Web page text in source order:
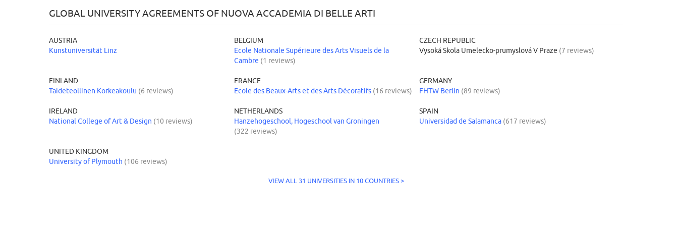
GLOBAL UNIVERSITY AGREEMENTS OF NUOVA ACCADEMIA DI BELLE ARTI
AUSTRIA
Kunstuniversität Linz
BELGIUM
Ecole Nationale Supérieure des Arts Visuels de la
Cambre (1 reviews)
CZECH REPUBLIC
Vysoká Skola Umelecko-prumyslová V Praze (7 reviews)
FINLAND
Taideteollinen Korkeakoulu (6 reviews)
FRANCE
Ecole des Beaux-Arts et des Arts Décoratifs (16 reviews)
GERMANY
FHTW Berlin (89 reviews)
IRELAND
National College of Art & Design (10 reviews)
NETHERLANDS
Hanzehogeschool, Hogeschool van Groningen
(322 reviews)
SPAIN
Universidad de Salamanca (617 reviews)
UNITED KINGDOM
University of Plymouth (106 reviews)
VIEW ALL 31 UNIVERSITIES IN 10 COUNTRIES >